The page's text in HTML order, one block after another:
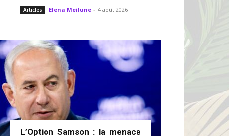
Articles Elena Meilune - 4 août 2026
L’Option Samson : la menace